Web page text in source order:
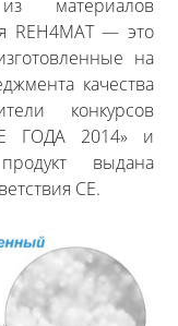
материалов
REH4MAT — это
на
качества
конкурсов
ГОДА 2014» и
выдана
CE.